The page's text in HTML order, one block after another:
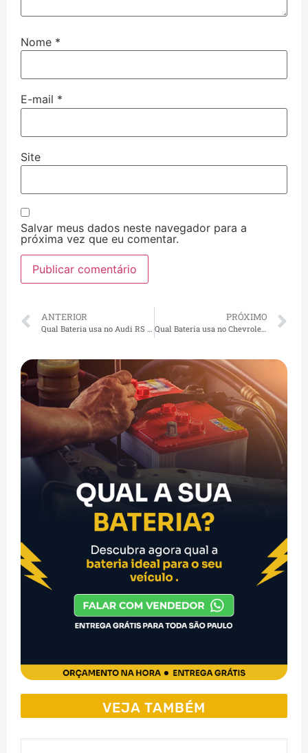
Nome *
E-mail *
Site
Salvar meus dados neste navegador para a
próxima vez que eu comentar.
ANTERIOR
Qual Bateria usa no Audi RS Q8? Onde Fica, Como Trocar e Quantos Amperes
PRÓXIMO
Qual Bateria usa no Chevrolet Camaro? Onde Fica, Como Trocar e Quantos Amperes
VEJA TAMBÉM